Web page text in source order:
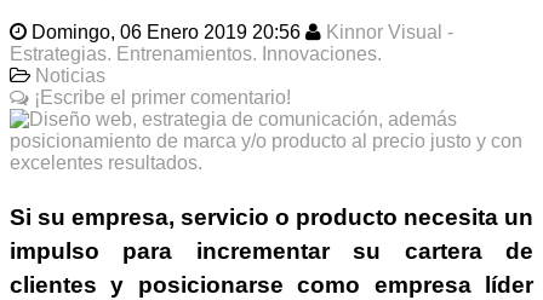
Domingo, 06 Enero 2019 20:56
Kinnor Visual -
Estrategias. Entrenamientos. Innovaciones.
Noticias
¡Escribe el primer comentario!
Si su empresa, servicio o producto necesita un
impulso para incrementar su cartera de
clientes y posicionarse como empresa líder